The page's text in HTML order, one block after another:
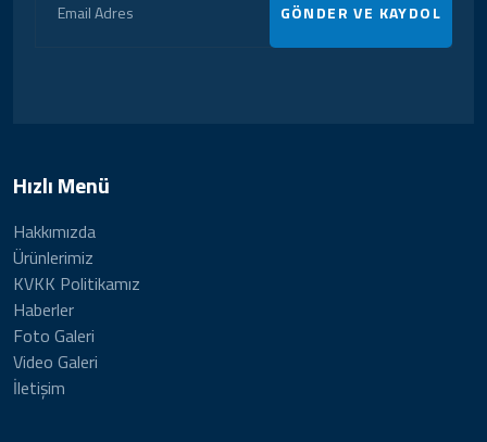
GÖNDER VE KAYDOL
Hızlı Menü
Hakkımızda
Ürünlerimiz
KVKK Politikamız
Haberler
Foto Galeri
Video Galeri
İletişim